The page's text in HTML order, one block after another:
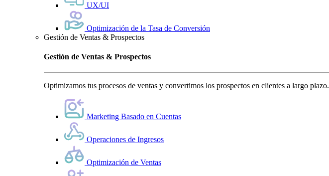
UX/UI
Optimización de la Tasa de Conversión
Gestión de Ventas & Prospectos
Gestión de Ventas & Prospectos
Optimizamos tus procesos de ventas y convertimos los prospectos en clientes a largo plazo.
Marketing Basado en Cuentas
Operaciones de Ingresos
Optimización de Ventas